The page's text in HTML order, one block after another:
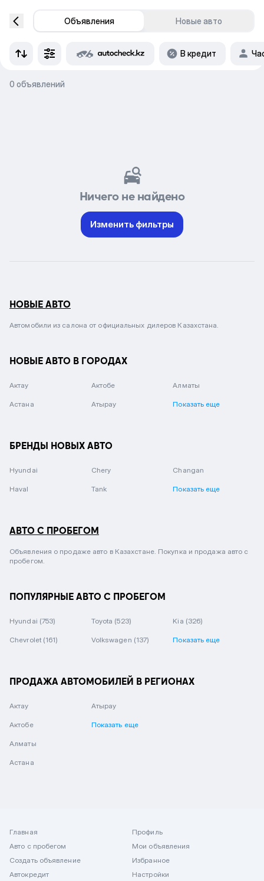
Объявления Новые авто
В кредит
0 объявлений
Ничего не найдено
Изменить фильтры
НОВЫЕ АВТО
Автомобили из салона от официальных дилеров Казахстана.
НОВЫЕ АВТО В ГОРОДАХ
Актау Актобе Алматы
Астана Атырау Показать еще
БРЕНДЫ НОВЫХ АВТО
Hyundai Chery Changan
Haval Tank Показать еще
АВТО С ПРОБЕГОМ
Объявления о продаже авто в Казахстане. Покупка и продажа авто с
пробегом.
ПОПУЛЯРНЫЕ АВТО С ПРОБЕГОМ
Hyundai (753) Toyota (523) Kia (326)
Chevrolet (161) Volkswagen (137) Показать еще
ПРОДАЖА АВТОМОБИЛЕЙ В РЕГИОНАХ
Актау
Актобе
Алматы
Астана
Атырау
Показать еще
Главная
Авто с пробегом
Создать объявление
Автокредит
Профиль
Мои объявления
Избранное
Настройки